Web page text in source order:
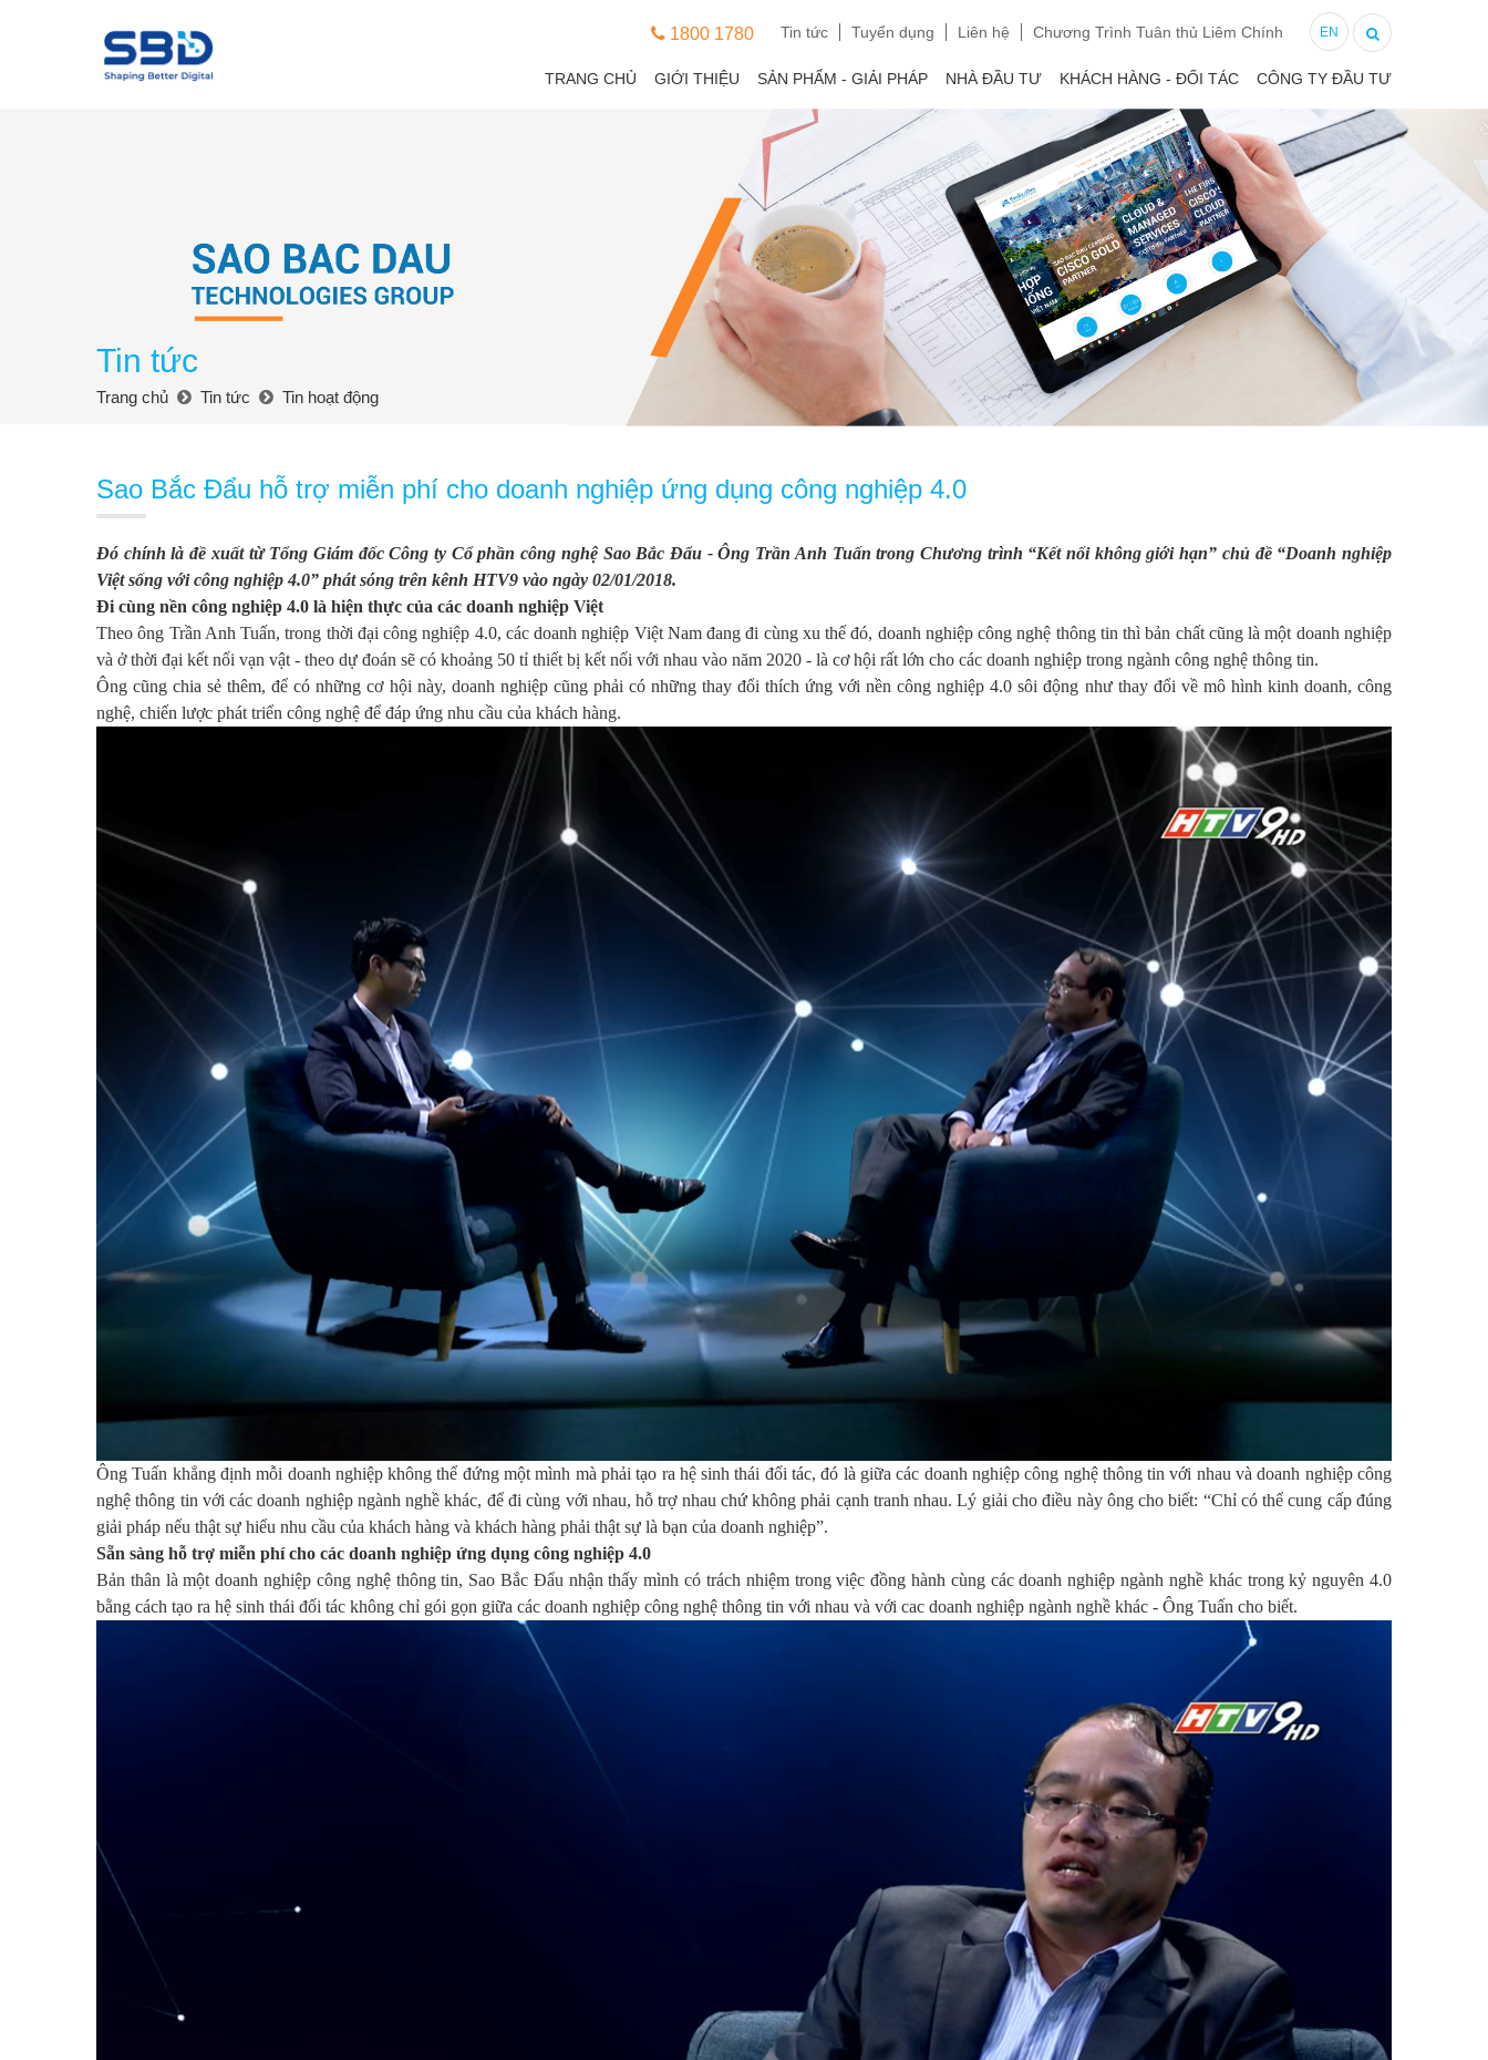
1800 1780 Tin tức Tuyển dụng Liên hệ Chương Trình Tuân thủ Liêm Chính EN
TRANG CHỦ GIỚI THIỆU SẢN PHẨM - GIẢI PHÁP NHÀ ĐẦU TƯ KHÁCH HÀNG - ĐỐI TÁC CÔNG TY ĐẦU TƯ
Tin tức
Trang chủ Tin tức Tin hoạt động
Sao Bắc Đẩu hỗ trợ miễn phí cho doanh nghiệp ứng dụng công nghiệp 4.0
Đó chính là đề xuất từ Tổng Giám đốc Công ty Cổ phần công nghệ Sao Bắc Đẩu - Ông Trần Anh Tuấn trong Chương trình “Kết nối không giới hạn” chủ đề “Doanh nghiệp
Việt sống với công nghiệp 4.0” phát sóng trên kênh HTV9 vào ngày 02/01/2018.
Đi cùng nền công nghiệp 4.0 là hiện thực của các doanh nghiệp Việt
Theo ông Trần Anh Tuấn, trong thời đại công nghiệp 4.0, các doanh nghiệp Việt Nam đang đi cùng xu thế đó, doanh nghiệp công nghệ thông tin thì bản chất cũng là một doanh nghiệp
và ở thời đại kết nối vạn vật - theo dự đoán sẽ có khoảng 50 tỉ thiết bị kết nối với nhau vào năm 2020 - là cơ hội rất lớn cho các doanh nghiệp trong ngành công nghệ thông tin.
Ông cũng chia sẻ thêm, để có những cơ hội này, doanh nghiệp cũng phải có những thay đổi thích ứng với nền công nghiệp 4.0 sôi động như thay đổi về mô hình kinh doanh, công
nghệ, chiến lược phát triển công nghệ để đáp ứng nhu cầu của khách hàng.
Ông Tuấn khẳng định mỗi doanh nghiệp không thể đứng một mình mà phải tạo ra hệ sinh thái đối tác, đó là giữa các doanh nghiệp công nghệ thông tin với nhau và doanh nghiệp công
nghệ thông tin với các doanh nghiệp ngành nghề khác, để đi cùng với nhau, hỗ trợ nhau chứ không phải cạnh tranh nhau. Lý giải cho điều này ông cho biết: “Chỉ có thể cung cấp đúng
giải pháp nếu thật sự hiểu nhu cầu của khách hàng và khách hàng phải thật sự là bạn của doanh nghiệp”.
Sẵn sàng hỗ trợ miễn phí cho các doanh nghiệp ứng dụng công nghiệp 4.0
Bản thân là một doanh nghiệp công nghệ thông tin, Sao Bắc Đẩu nhận thấy mình có trách nhiệm trong việc đồng hành cùng các doanh nghiệp ngành nghề khác trong kỷ nguyên 4.0
bằng cách tạo ra hệ sinh thái đối tác không chỉ gói gọn giữa các doanh nghiệp công nghệ thông tin với nhau và với cac doanh nghiệp ngành nghề khác - Ông Tuấn cho biết.